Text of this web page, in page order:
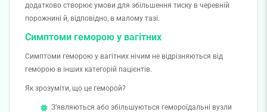
додатково створює умови для збільшення тиску в черевній
порожнині й, відповідно, в малому тазі.
Симптоми геморою у вагітних
Симптоми геморою у вагітних нічим не відрізняються від
геморою в інших категорій пацієнтів.
Як зрозуміти, що це геморой?
З’являються або збільшуються гемороїдальні вузли